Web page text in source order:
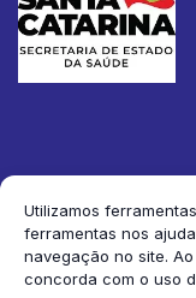
Utilizamos
ferramentas nos
navegação no site.
concorda com o uso
2026 Jornal de